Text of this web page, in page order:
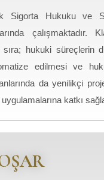
Sigorta Hukuku ve
çalışmaktadır.
sıra; hukuki süreçlerin
edilmesi ve
da yenilikçi
katkı